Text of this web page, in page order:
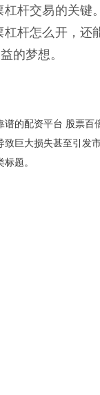
杆交易的关键
杠杆怎么开，还
的梦想。
谱的配资平台 股票百
致巨大损失甚至引发
题。